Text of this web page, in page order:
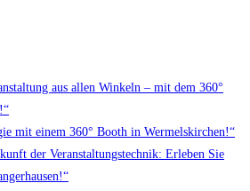
aus allen Winkeln – mit dem 360°
mit einem 360° Booth in Wermelskirchen!“
der Veranstaltungstechnik: Erleben Sie